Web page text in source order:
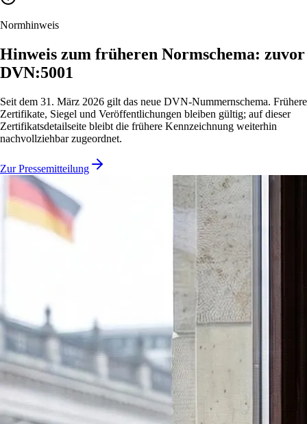
Normhinweis
Hinweis zum früheren Normschema: zuvor
DVN:5001
Seit dem 31. März 2026 gilt das neue DVN-Nummernschema. Frühere
Zertifikate, Siegel und Veröffentlichungen bleiben gültig; auf dieser
Zertifikatsdetailseite bleibt die frühere Kennzeichnung weiterhin
nachvollziehbar zugeordnet.
Zur Pressemitteilung